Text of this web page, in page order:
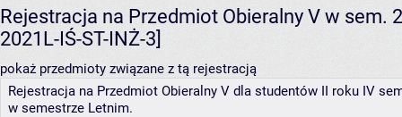
Rejestracja na Przedmiot Obieralny V w sem.
2021L-IŚ-ST-INŻ-3]
pokaż przedmioty związane z tą rejestracją
Rejestracja na Przedmiot Obieralny V dla studentów II roku IV
w semestrze Letnim.